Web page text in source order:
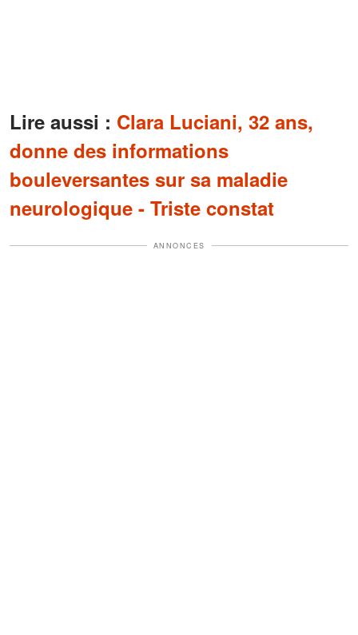
Lire aussi : Clara Luciani, 32 ans,
donne des informations
bouleversantes sur sa maladie
neurologique - Triste constat
ANNONCES